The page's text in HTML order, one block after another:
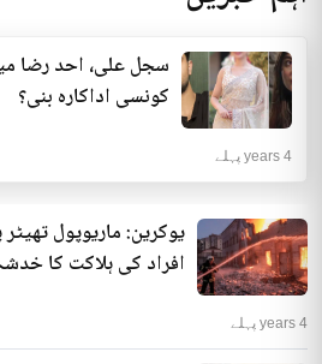
کا خدشہ ظاہر کیا اور کہا
انٹرنیشنل | 4 years پہلے
سجل علی، احد رضا
کونسی اداکارہ بنی؟
4 years پہلے
افراد کی ہلاکت کا
4 years پہلے